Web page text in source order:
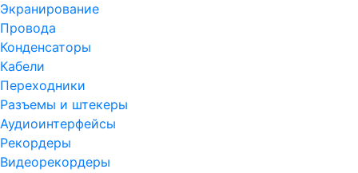
Экранирование
Провода
Конденсаторы
Кабели
Переходники
Разъемы и штекеры
Аудиоинтерфейсы
Рекордеры
Видеорекордеры